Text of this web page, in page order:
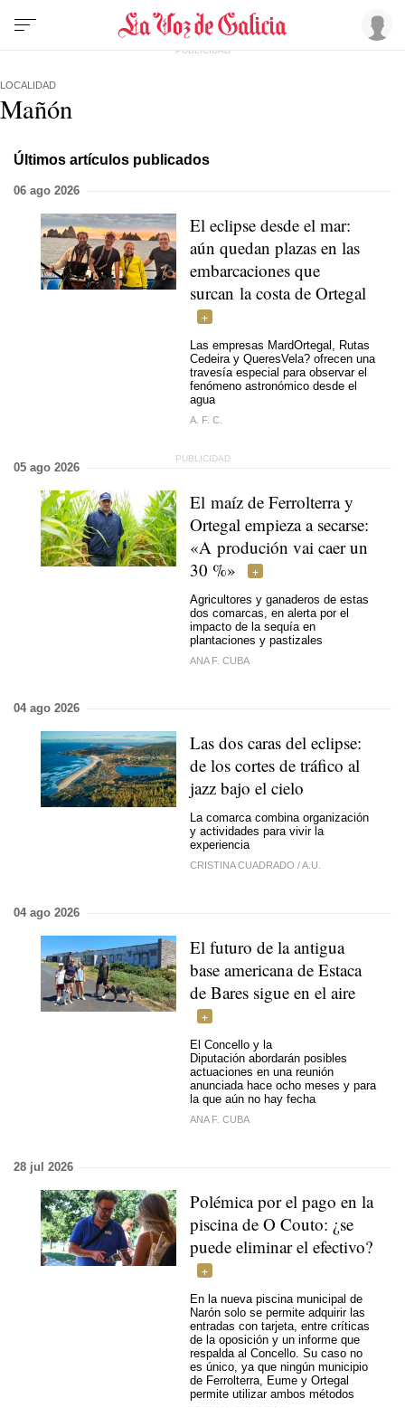
LOCALIDAD
Mañón
Últimos artículos publicados
06 ago 2026
El eclipse desde el mar:
aún quedan plazas en las
embarcaciones que
surcan la costa de Ortegal
Las empresas MardOrtegal, Rutas
Cedeira y QueresVela? ofrecen una
travesía especial para observar el
fenómeno astronómico desde el
agua
A. F. C.
05 ago 2026
El maíz de Ferrolterra y
Ortegal empieza a secarse:
«A produción vai caer un
30 %»
Agricultores y ganaderos de estas
dos comarcas, en alerta por el
impacto de la sequía en
plantaciones y pastizales
ANA F. CUBA
04 ago 2026
Las dos caras del eclipse:
de los cortes de tráfico al
jazz bajo el cielo
La comarca combina organización
y actividades para vivir la
experiencia
CRISTINA CUADRADO /A.U.
04 ago 2026
El futuro de la antigua
base americana de Estaca
de Bares sigue en el aire
El Concello y la
Diputación abordarán posibles
actuaciones en una reunión
anunciada hace ocho meses y para
la que aún no hay fecha
ANA F. CUBA
28 jul 2026
Polémica por el pago en la
piscina de O Couto: ¿se
puede eliminar el efectivo?
En la nueva piscina municipal de
Narón solo se permite adquirir las
entradas con tarjeta, entre críticas
de la oposición y un informe que
respalda al Concello. Su caso no
es único, ya que ningún municipio
de Ferrolterra, Eume y Ortegal
permite utilizar ambos métodos